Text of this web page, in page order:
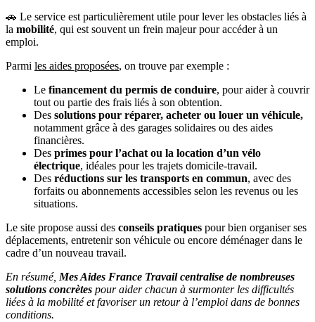
🚗 Le service est particulièrement utile pour lever les obstacles liés à
la mobilité, qui est souvent un frein majeur pour accéder à un
emploi.
Parmi les aides proposées, on trouve par exemple :
Le financement du permis de conduire, pour aider à couvrir
tout ou partie des frais liés à son obtention.
Des solutions pour réparer, acheter ou louer un véhicule,
notamment grâce à des garages solidaires ou des aides
financières.
Des primes pour l’achat ou la location d’un vélo
électrique, idéales pour les trajets domicile-travail.
Des réductions sur les transports en commun, avec des
forfaits ou abonnements accessibles selon les revenus ou les
situations.
Le site propose aussi des conseils pratiques pour bien organiser ses
déplacements, entretenir son véhicule ou encore déménager dans le
cadre d’un nouveau travail.
En résumé, Mes Aides France Travail centralise de nombreuses
solutions concrètes pour aider chacun à surmonter les difficultés
liées à la mobilité et favoriser un retour à l’emploi dans de bonnes
conditions.